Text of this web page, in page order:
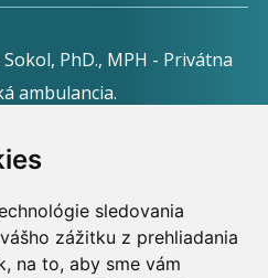
sledovania
zážitku z prehliadania
na to, aby sme vám
PhD., MPH - Privátna
ambulancia.
prevádzkovateľa.
-nastavenie cookies.